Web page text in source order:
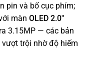
pin và bố cục phím;
màn OLED 2.0″
3.15MP — các bản
vượt trội nhờ độ hiếm